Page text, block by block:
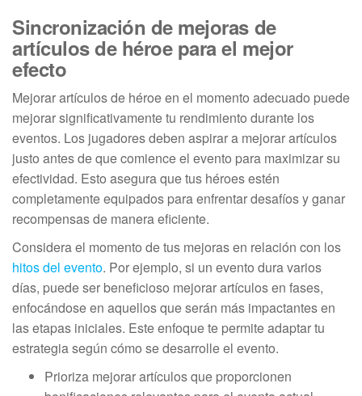
Sincronización de mejoras de
artículos de héroe para el mejor
efecto
Mejorar artículos de héroe en el momento adecuado puede
mejorar significativamente tu rendimiento durante los
eventos. Los jugadores deben aspirar a mejorar artículos
justo antes de que comience el evento para maximizar su
efectividad. Esto asegura que tus héroes estén
completamente equipados para enfrentar desafíos y ganar
recompensas de manera eficiente.
Considera el momento de tus mejoras en relación con los
hitos del evento. Por ejemplo, si un evento dura varios
días, puede ser beneficioso mejorar artículos en fases,
enfocándose en aquellos que serán más impactantes en
las etapas iniciales. Este enfoque te permite adaptar tu
estrategia según cómo se desarrolle el evento.
Prioriza mejorar artículos que proporcionen